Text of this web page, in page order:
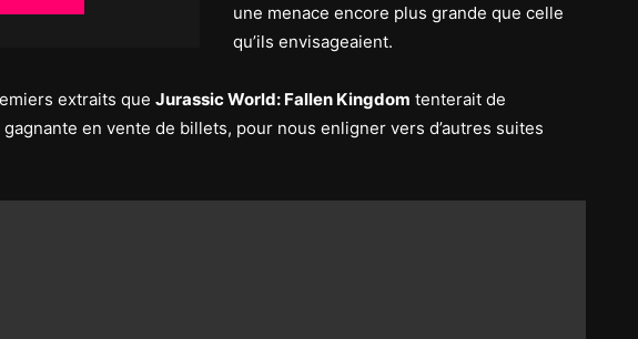
une menace encore plus grande que celle
qu’ils envisageaient.
extraits que Jurassic World: Fallen Kingdom tenterait de
en vente de billets, pour nous enligner vers d’autres suites